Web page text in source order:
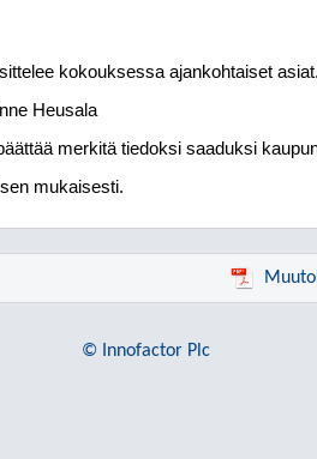
kokouksessa ajankohtaiset asiat.
Heusala
merkitä tiedoksi saaduksi
mukaisesti.
© Innofactor Plc